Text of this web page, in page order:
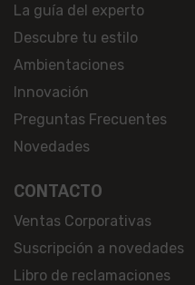
La guía del experto
Descubre tu estilo
Ambientaciones
Innovación
Preguntas Frecuentes
Novedades
CONTACTO
Ventas Corporativas
Suscripción a novedades
Libro de reclamaciones